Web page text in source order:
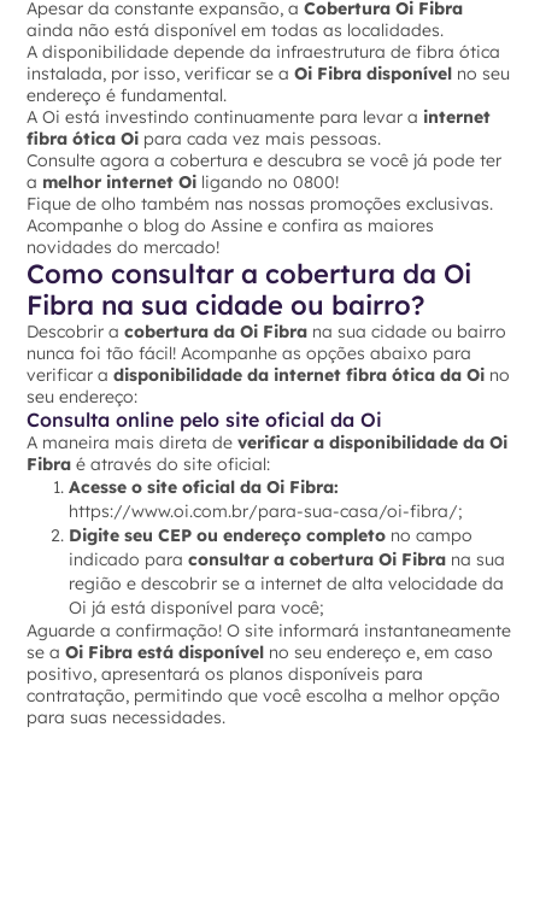
Apesar da constante expansão, aCobertura Oi Fibra
ainda não está disponível em todas as localidades.
A disponibilidade depende da infraestrutura de fibra ótica
instalada, por isso, verificar se aOi Fibra disponível no seu
endereço é fundamental.
A Oi está investindo continuamente para levar a internet
fibra ótica Oi para cada vez mais pessoas.
Consulte agora a cobertura e descubra se você já pode ter
a melhor internet Oi ligando no 0800!
Fique de olho também nas nossas promoções exclusivas.
Acompanhe o blog do Assine e confira as maiores
novidades do mercado!
Como consultar a cobertura da Oi
Fibra na sua cidade ou bairro?
Descobrir a cobertura da Oi Fibra na sua cidade ou bairro
nunca foi tão fácil! Acompanhe as opções abaixo para
verificar adisponibilidade da internet fibra ótica da Oi no
seu endereço:
Consulta online pelo site oficial da Oi
A maneira mais direta deverificar a disponibilidade da Oi
Fibra é através do site oficial:
Acesse o site oficial da Oi Fibra:
https://www.oi.com.br/para-sua-casa/oi-fibra/;
Digite seu CEP ou endereço completo no campo
indicado paraconsultar a cobertura Oi Fibra na sua
região e descobrir se a internet de alta velocidade da
Oi já está disponível para você;
Aguarde a confirmação! O site informará instantaneamente
se aOi Fibra está disponível no seu endereço e, em caso
positivo, apresentará os planos disponíveis para
contratação, permitindo que você escolha a melhor opção
para suas necessidades.